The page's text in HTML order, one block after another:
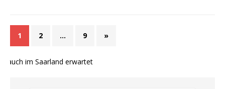
1 2 … 9 »
im Saarland erwartet